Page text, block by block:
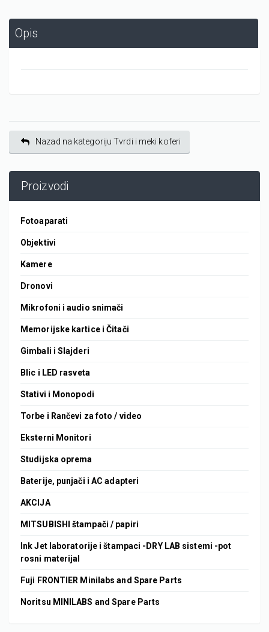
Opis
Nazad na kategoriju Tvrdi i meki koferi
Proizvodi
Fotoaparati
Objektivi
Kamere
Dronovi
Mikrofoni i audio snimači
Memorijske kartice i Čitači
Gimbali i Slajderi
Blic i LED rasveta
Stativi i Monopodi
Torbe i Rančevi za foto / video
Eksterni Monitori
Studijska oprema
Baterije, punjači i AC adapteri
AKCIJA
MITSUBISHI štampači / papiri
Ink Jet laboratorije i štampaci -DRY LAB sistemi -pot
rosni materijal
Fuji FRONTIER Minilabs and Spare Parts
Noritsu MINILABS and Spare Parts